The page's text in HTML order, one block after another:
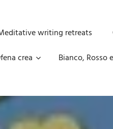
writing retreats
crea
Bianco, Rosso